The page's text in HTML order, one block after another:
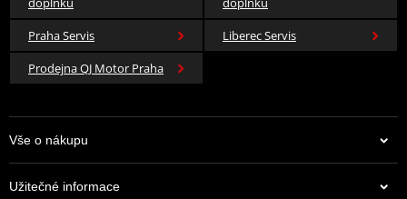
Praha Servis
Liberec Servis
Prodejna QJ Motor Praha
Vše o nákupu
Užitečné informace